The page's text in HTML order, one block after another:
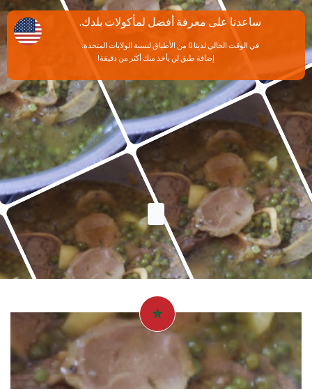
ساعدنا على معرفة أفضل لمأكولات بلدك.
في الوقت الحالي لدينا 0 من الأطباق لنسبة الولايات المتحدة.
إضافة طبق لن يأخذ منك أكثر من دقيقة!